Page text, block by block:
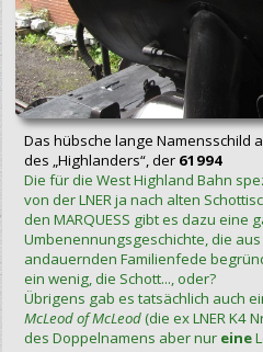
Das hübsche lange Namensschild
des „Highlanders“, der 61994
Die für die West Highland Bahn
von der LNER ja nach alten
den MARQUESS gibt es dazu eine
Umbenennungsgeschichte, die
andauernden Familienfede
ein wenig, die Schott..., oder?
Übrigens gab es tatsächlich auch
McLeod of McLeod(die ex LNER K4
des Doppelnamens aber nur eine